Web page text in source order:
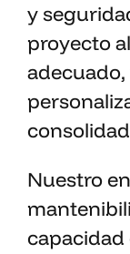
y
proyecto
Nuestro
capacidad